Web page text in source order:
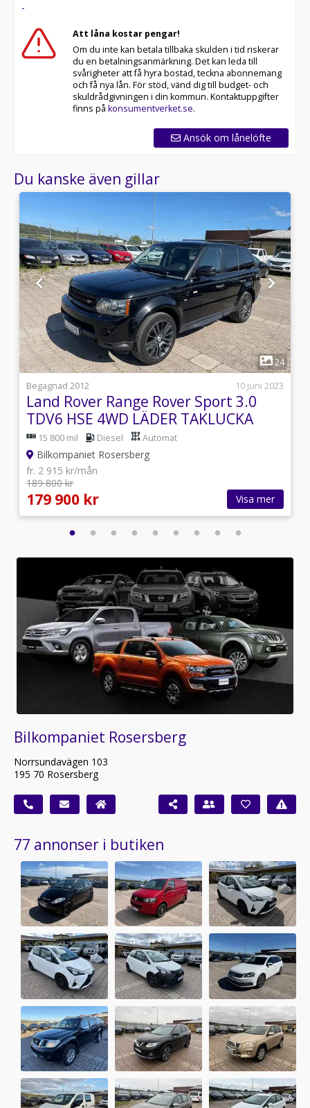
-
Att låna kostar pengar!
Om du inte kan betala tillbaka skulden i tid riskerar
du en betalningsanmärkning. Det kan leda till
svårigheter att få hyra bostad, teckna abonnemang
och få nya lån. För stöd, vänd dig till budget- och
skuldrådgivningen i din kommun. Kontaktuppgifter
finns på konsumentverket.se.
Ansök om lånelöfte
Du kanske även gillar
1
24
Begagnad 2012
10 juni 2023
Land Rover Range Rover Sport 3.0
TDV6 HSE 4WD LÄDER TAKLUCKA
15 800 mil Diesel Automat
Bilkompaniet Rosersberg
fr. 2 915 kr/mån
189 800 kr
179 900 kr Visa mer
Bilkompaniet Rosersberg
Norrsundavägen 103
195 70 Rosersberg
77 annonser i butiken